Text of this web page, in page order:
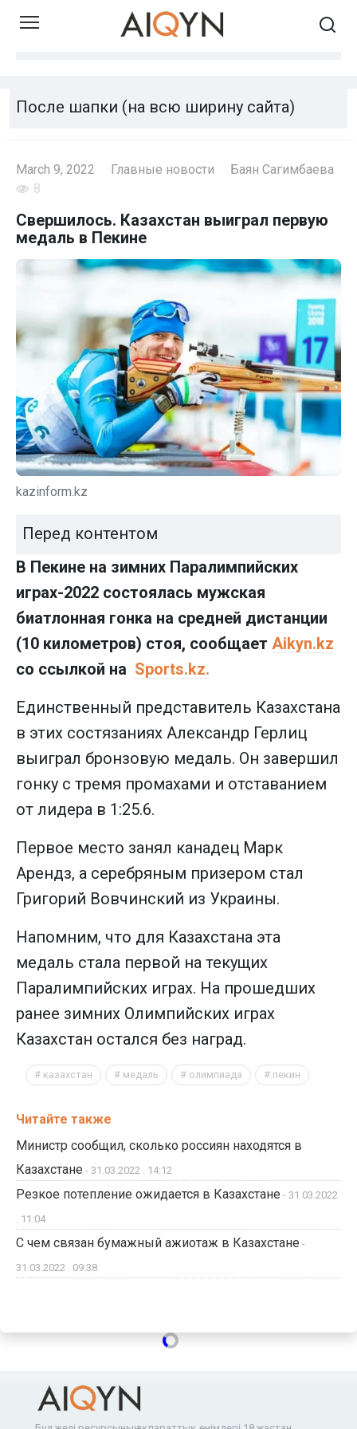
Skip
После шапки (на всю ширину сайта)
March 9, 2022 Главные новости
Баян Сагимбаева
8
Свершилось. Казахстан выиграл первую
медаль в Пекине
kazinform.kz
Перед контентом
В Пекине на зимних Паралимпийских
играх-2022 состоялась мужская
биатлонная гонка на средней дистанции
(10 километров) стоя, сообщает Aikyn.kz
со ссылкой на Sports.kz.
Единственный представитель Казахстана
в этих состязаниях Александр Герлиц
выиграл бронзовую медаль. Он завершил
гонку с тремя промахами и отставанием
от лидера в 1:25.6.
Первое место занял канадец Марк
Арендз, а серебряным призером стал
Григорий Вовчинский из Украины.
Напомним, что для Казахстана эта
медаль стала первой на текущих
Паралимпийских играх. На прошедших
ранее зимних Олимпийских играх
Казахстан остался без наград.
казахстан медаль олимпиада пекин
Читайте также
Министр сообщил, сколько россиян находятся в
Казахстане - 31.03.2022 . 14:12
Резкое потепление ожидается в Казахстане - 31.03.2022
. 11:04
С чем связан бумажный ажиотаж в Казахстане -
31.03.2022 . 09:38